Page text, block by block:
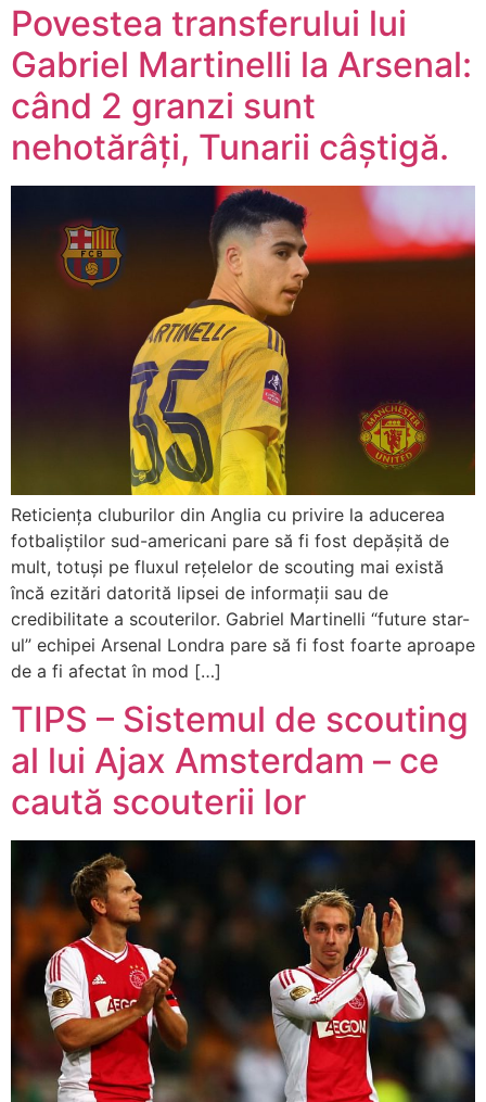
Povestea transferului lui
Gabriel Martinelli la Arsenal:
când 2 granzi sunt
nehotărâți, Tunarii câștigă.
Reticiența cluburilor din Anglia cu privire la aducerea
fotbaliștilor sud-americani pare să fi fost depășită de
mult, totuși pe fluxul rețelelor de scouting mai există
încă ezitări datorită lipsei de informații sau de
credibilitate a scouterilor. Gabriel Martinelli “future star-
ul” echipei Arsenal Londra pare să fi fost foarte aproape
de a fi afectat în mod […]
TIPS – Sistemul de scouting
al lui Ajax Amsterdam – ce
caută scouterii lor